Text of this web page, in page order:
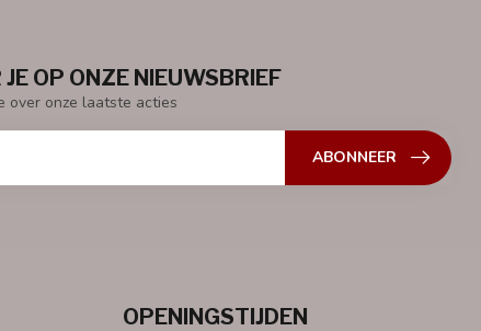
OP ONZE NIEUWSBRIEF
over onze laatste acties
ABONNEER
OPENINGSTIJDEN